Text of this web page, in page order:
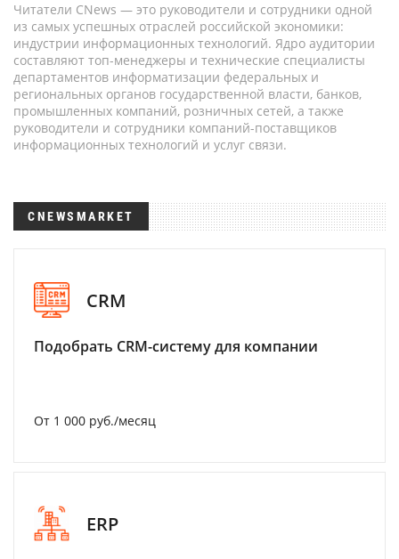
Читатели CNews — это руководители и сотрудники одной
из самых успешных отраслей российской экономики:
индустрии информационных технологий. Ядро аудитории
составляют топ-менеджеры и технические специалисты
департаментов информатизации федеральных и
региональных органов государственной власти, банков,
промышленных компаний, розничных сетей, а также
руководители и сотрудники компаний-поставщиков
информационных технологий и услуг связи.
CNEWSMARKET
CRM
Подобрать CRM-систему для компании
От 1 000 руб./месяц
ERP